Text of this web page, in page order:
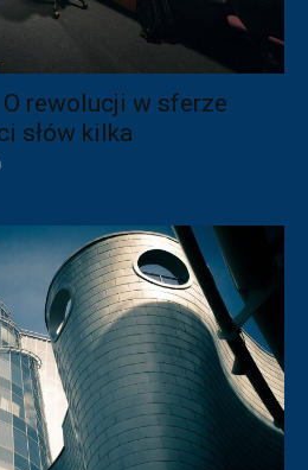
rewolucji w sferze
słów kilka